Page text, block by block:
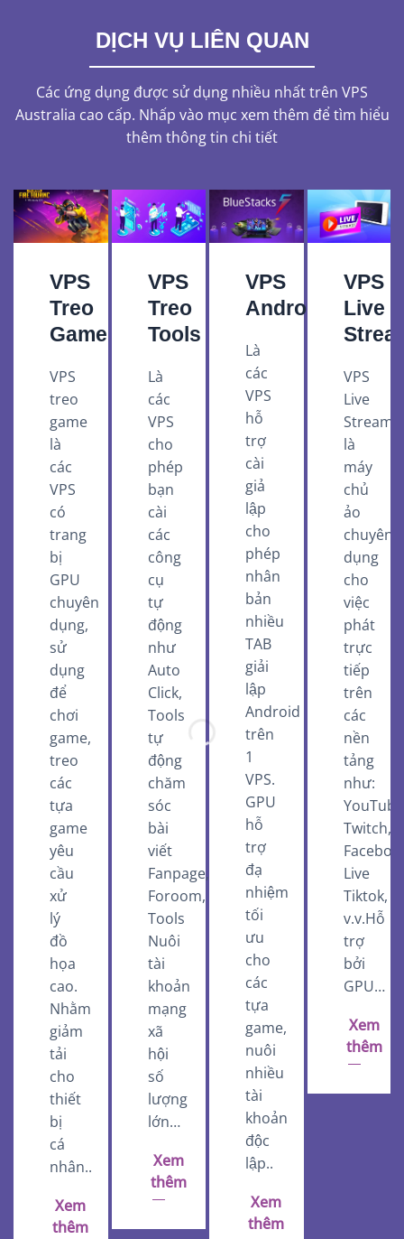
DỊCH VỤ LIÊN QUAN
Các ứng dụng được sử dụng nhiều nhất trên VPS
Australia cao cấp. Nhấp vào mục xem thêm để tìm hiểu
thêm thông tin chi tiết
VPS
Treo
Game
VPS
treo
game
là
các
VPS
có
trang
bị
GPU
chuyên
dụng,
sử
dụng
để
chơi
game,
treo
các
tựa
game
yêu
cầu
xử
lý
đồ
họa
cao.
Nhằm
giảm
tải
cho
thiết
bị
cá
nhân..
Xem
thêm
VPS
Treo
Tools
Là
các
VPS
cho
phép
bạn
cài
các
công
cụ
tự
động
như
Auto
Click,
Tools
tự
động
chăm
sóc
bài
viết
Fanpage,
Foroom,
Tools
Nuôi
tài
khoản
mạng
xã
hội
số
lượng
lớn…
Xem
thêm
VPS
Android
Là
các
VPS
hỗ
trợ
cài
giả
lập
cho
phép
nhân
bản
nhiều
TAB
giải
lập
Android
trên
1
VPS.
GPU
hỗ
trợ
đạ
nhiệm
tối
ưu
cho
các
tựa
game,
nuôi
nhiều
tài
khoản
độc
lập..
Xem
thêm
VPS
Live
VPS
Live
Stream
là
máy
chủ
ảo
chuyên
dụng
cho
việc
phát
trực
tiếp
trên
các
nền
tảng
như:
Twitch,
Live
Tiktok,
v.v.Hỗ
trợ
bởi
GPU…
Xem
thêm